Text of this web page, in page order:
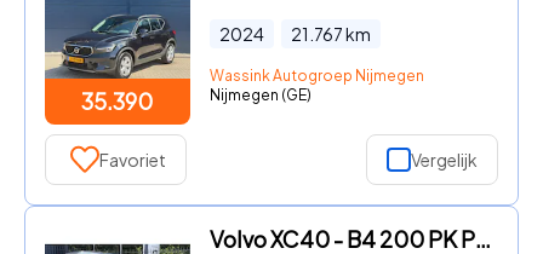
35.390
2024 21.767km
Wassink Autogroep Nijmegen
Nijmegen (GE)
Favoriet Vergelijk
Volvo XC40 - B4 200 PK Plus | All Seas | Pano-dak | Harman Kardon | Adapt